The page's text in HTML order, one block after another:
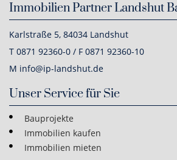
Immobilien Partner Landshut
Karlstraße 5, 84034 Landshut
T 0871 92360-0 / F 0871 92360-10
M info@ip-landshut.de
Unser Service für Sie
Bauprojekte
Immobilien kaufen
Immobilien mieten